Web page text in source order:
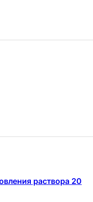
раствора 20